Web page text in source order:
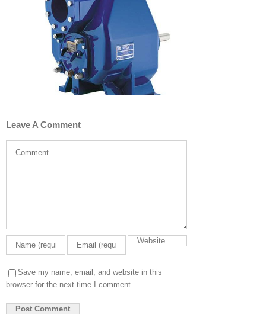
Leave A Comment
Save my name, email, and website in this
browser for the next time I comment.